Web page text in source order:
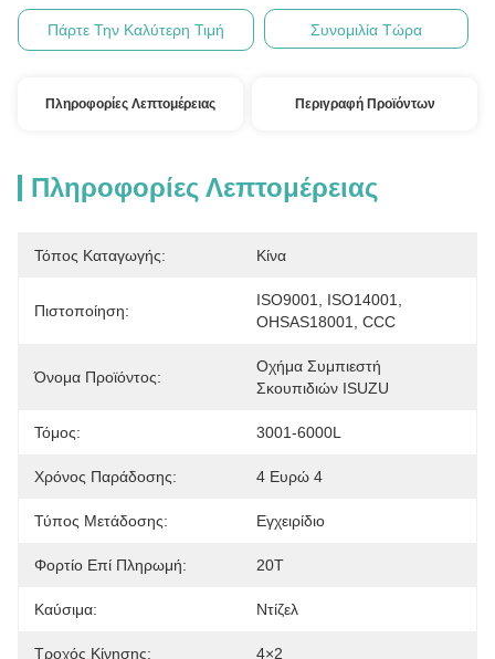
Πάρτε Την Καλύτερη Τιμή Συνομιλία Τώρα
Πληροφορίες Λεπτομέρειας Περιγραφή Προϊόντων
Πληροφορίες Λεπτομέρειας
Τόπος Καταγωγής: Κίνα
Πιστοποίηση:
ISO9001, ISO14001,
OHSAS18001, CCC
Όνομα Προϊόντος:
Οχήμα Συμπιεστή
Σκουπιδιών ISUZU
Τόμος: 3001-6000L
Χρόνος Παράδοσης: 4 Ευρώ 4
Τύπος Μετάδοσης: Εγχειρίδιο
Φορτίο Επί Πληρωμή: 20Τ
Καύσιμα: Ντίζελ
Τροχός Κίνησης: 4×2